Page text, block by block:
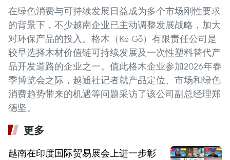
在绿色消费与可持续发展日益成为多个市场刚性要求
的背景下，不少越南企业已主动调整发展战略，加大
对环保产品的投入。格木（Kẻ Gỗ）有限责任公司是
较早选择木材价值链可持续发展及一次性塑料替代产
品开发道路的企业之一。值此格木企业参加2026年春
季博览会之际，越通社记者就产品定位、市场和绿色
消费趋势带来的机遇等问题采访了该公司副总经理郑
德坚。
更多
越南在印度国际贸易展会上进一步彰